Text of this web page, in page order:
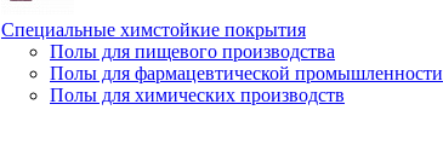
Специальные химстойкие покрытия
Полы для пищевого производства
Полы для фармацевтической промышленности
Полы для химических производств